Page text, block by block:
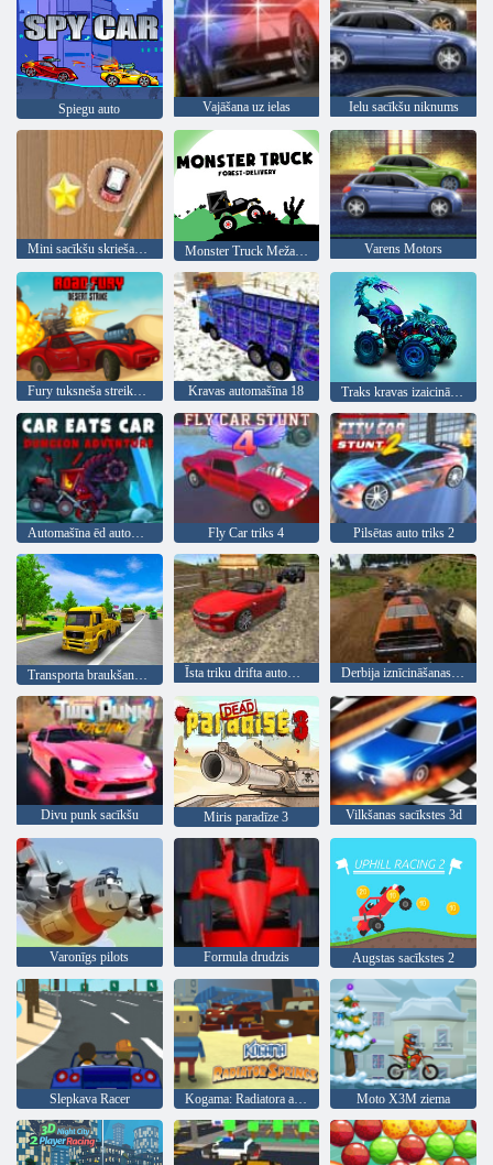
Spiegu auto Vajāšana uz ielas Ielu sacīkšu niknums
Mini sacīkšu skriešanās Monster Truck Meža Piegāde Varens Motors
Fury tuksneša streika ceļš Kravas automašīna 18 Traks kravas izaicinājums
Automašīna ēd automašīnu 5 Fly Car triks 4 Pilsētas auto triks 2
Īsta triku drifta automašīnas vadīšana 3d Derbija iznīcināšanas simulators
Divu punk sacīkšu Miris paradīze 3 Vilkšanas sacīkstes 3d
Varonīgs pilots Formula drudzis Augstas sacīkstes 2
Slepkava Racer Kogama: Radiatora avoti Moto X3M ziema